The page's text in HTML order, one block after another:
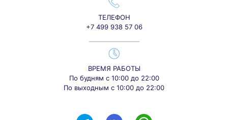
ТЕЛЕФОН
+7 499 938 57 06
ВРЕМЯ РАБОТЫ
По будням с 10:00 до 22:00
По выходным с 10:00 до 22:00